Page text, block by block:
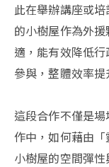
此在舉辦講座或
的小樹屋作為外
適，能有效降低
參與，整體效率提
這段合作不僅是
作中，如何藉由
小樹屋的空間彈